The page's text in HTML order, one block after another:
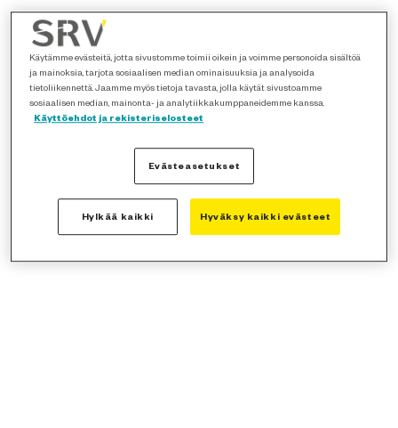
Käytämme evästeitä, jotta sivustomme toimii oikein ja voimme personoida sisältöä
ja mainoksia, tarjota sosiaalisen median ominaisuuksia ja analysoida
tietoliikennettä. Jaamme myös tietoja tavasta, jolla käytät sivustoamme
sosiaalisen median, mainonta- ja analytiikkakumppaneidemme kanssa.
Käyttöehdot ja rekisteriselosteet
Evästeasetukset
Hylkää kaikki Hyväksy kaikki evästeet